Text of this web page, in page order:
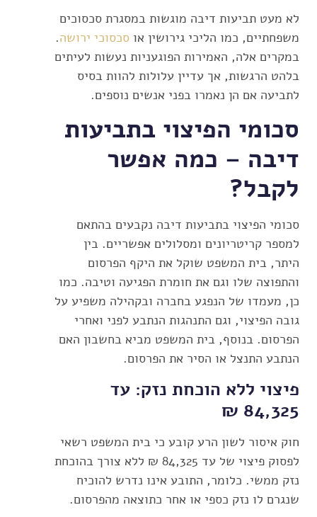
לא מעט תביעות דיבה מוגשות במסגרת סכסוכים
משפחתיים, כמו הליכי גירושין או סכסוכי ירושה.
במקרים אלה, האמירות הפוגעניות נעשות לעיתים
בלהט הרגשות, אך עדיין עלולות להוות בסיס
לתביעה אם הן נאמרו בפני אנשים נוספים.
סכומי הפיצוי בתביעות
דיבה – כמה אפשר
לקבל?
סכומי הפיצוי בתביעות דיבה נקבעים בהתאם
למספר קריטריונים ומסלולים אפשריים. בין
היתר, בית המשפט שוקל את היקף הפרסום
והתפוצה שלו וגם את חומרת הפגיעה וטיבה. כמו
כן, מעמדו של הנפגע בחברה ובקהילה משפיע על
גובה הפיצוי, וגם התנהגות הנתבע לפני ואחרי
הפרסום. בנוסף, בית המשפט מביא בחשבון האם
הנתבע התנצל או הסיר את הפרסום.
פיצוי ללא הוכחת נזק: עד
84,325 ₪
חוק איסור לשון הרע קובע כי בית המשפט רשאי
לפסוק פיצוי של עד 84,325 ₪ ללא צורך בהוכחת
נזק ממשי. כלומר, התובע אינו נדרש להוכיח
שנגרם לו נזק כספי או אחר כתוצאה מהפרסום.